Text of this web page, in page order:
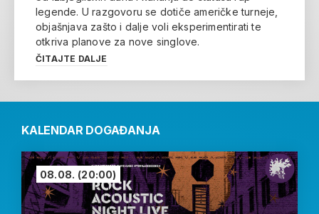
legende. U razgovoru se dotiče američke turneje,
objašnjava zašto i dalje voli eksperimentirati te
otkriva planove za nove singlove.
ČITAJTE DALJE
KALENDAR DOGAĐANJA
08.08. (20:00)